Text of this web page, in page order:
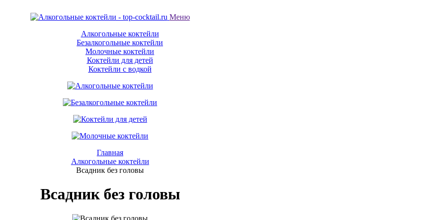
Меню
Алкогольные коктейли
Безалкогольные коктейли
Молочные коктейли
Коктейли для детей
Коктейли с водкой
Главная
Алкогольные коктейли
Всадник без головы
Всадник без головы